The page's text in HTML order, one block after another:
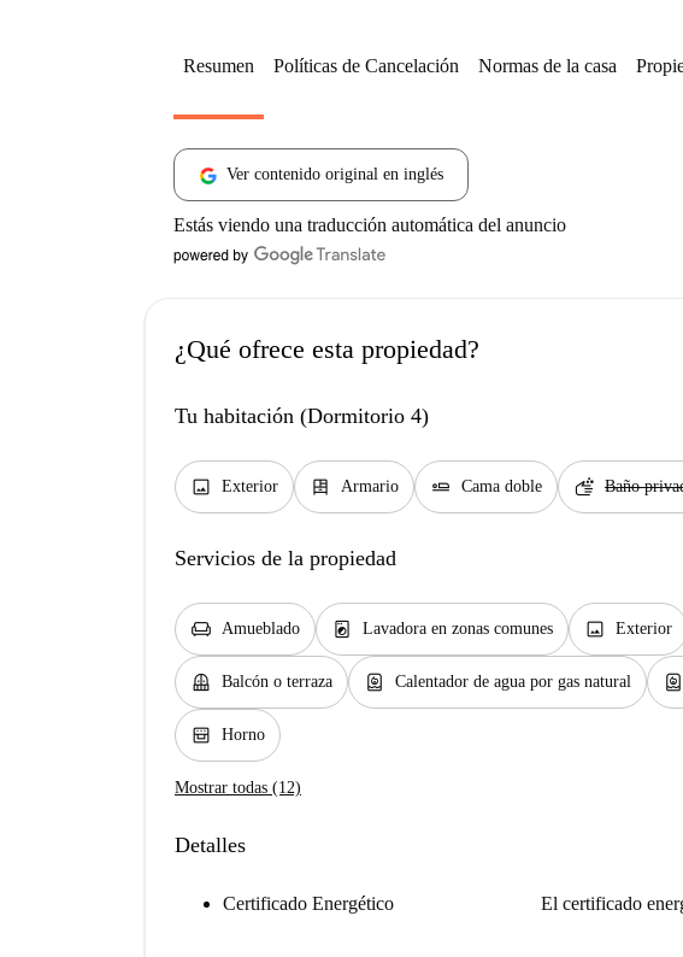
Resumen Políticas de Cancelación Normas de la casa
Ver contenido original en inglés
Estás viendo una traducción automática del anuncio
¿Qué ofrece esta propiedad?
Tu habitación (Dormitorio 4)
image Exterior dresser Armario airline_seat_flat Cama doble soap Baño
Servicios de la propiedad
chair Amueblado local_laundry_service Lavadora en zonas comunes image Exterior
balcony Balcón o terraza water_heater Calentador de agua por gas natural water_heater
oven_gen Horno
Mostrar todas (12)
Detalles
Certificado Energético El certificado